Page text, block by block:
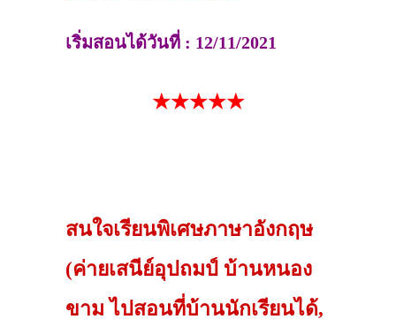
เริ่มสอนได้วันที่ : 12/11/2021
★★★★★
สนใจเรียนพิเศษภาษาอังกฤษ
(ค่ายเสนีย์อุปถมป์ บ้านหนอง
ขาม ไปสอนที่บ้านนักเรียนได้,